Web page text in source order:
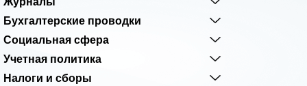
Бухгалтерские проводки
Социальная сфера
Учетная политика
Налоги и сборы